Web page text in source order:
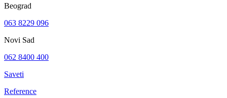
Beograd
063 8229 096
Novi Sad
062 8400 400
Saveti
Reference